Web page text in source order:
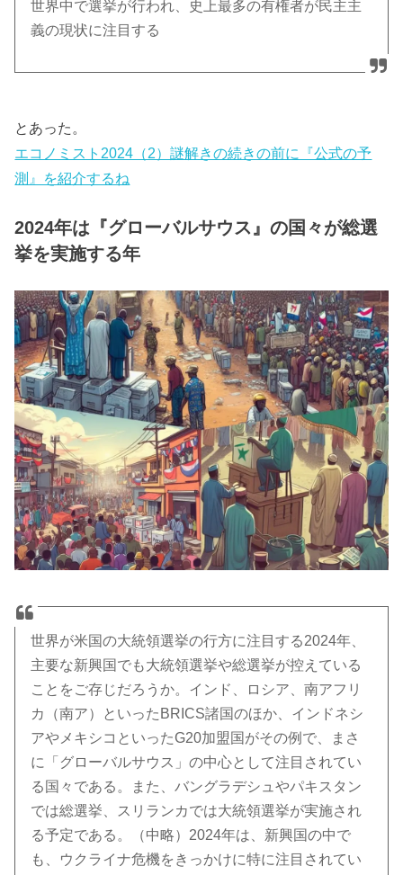
世界中で選挙が行われ、史上最多の有権者が民主主
義の現状に注目する
とあった。
エコノミスト2024（2）謎解きの続きの前に『公式の予
測』を紹介するね
2024年は『グローバルサウス』の国々が総選
挙を実施する年
世界が米国の大統領選挙の行方に注目する2024年、
主要な新興国でも大統領選挙や総選挙が控えている
ことをご存じだろうか。インド、ロシア、南アフリ
カ（南ア）といったBRICS諸国のほか、インドネシ
アやメキシコといったG20加盟国がその例で、まさ
に「グローバルサウス」の中心として注目されてい
る国々である。また、バングラデシュやパキスタン
では総選挙、スリランカでは大統領選挙が実施され
る予定である。（中略）2024年は、新興国の中で
も、ウクライナ危機をきっかけに特に注目されてい